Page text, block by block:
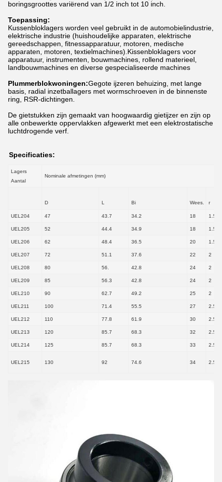
boringsgroottes variërend van 1/2 inch tot 10 inch.
Toepassing:
Kussenbloklagers worden veel gebruikt in de automobielindustrie,
elektrische industrie (huishoudelijke apparaten, elektrische
gereedschappen, fitnessapparatuur, motoren, medische
apparaten, motoren, textielmachines).Kissenbloklagers voor
apparatuur, instrumenten, bouwmachines, rollend materieel,
landbouwmachines en diverse gespecialiseerde machines
Plummerblokwoningen:Gegote ijzeren behuizing, met lange
basis, radial inzetballagers met wormschroeven in de binnenste
ring, RSR-dichtingen.
De gietstukken zijn gemaakt van hoogwaardig gietijzer en zijn op
alle onbewerkte oppervlakken afgewerkt met een elektrostatische
luchtdrogende verf.
Specificaties:
Lagers
Aantal
Nominale afmetingen (mm)
D L Bi Wees. r
UEL204 47 43.7 34.2 18 1.5
UEL205 52 44.4 34.9 18 1.5
UEL206 62 48.4 36.5 20 1.5
UEL207 72 51.1 37.6 22 2
UEL208 80 56. 42.8 24 2
UEL209 85 56.3 42.8 24 2
UEL210 90 62.7 49.2 25 2
UEL211 100 71.4 55.5 27 2.5
UEL212 110 77.8 61.9 30 2.5
UEL213 120 85.7 68.3 32 2.5
UEL214 125 85.7 68.3 33 2.5
UEL215 130 92 74.6 34 2.5